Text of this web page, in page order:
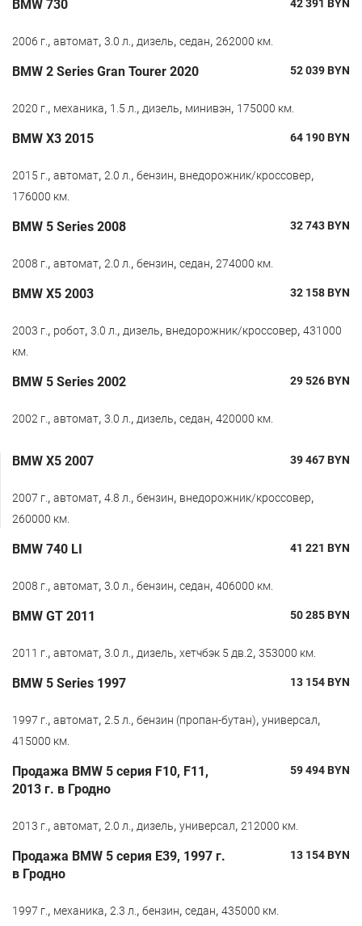
BMW 730 42 391 BYN
2006 г., автомат, 3.0 л., дизель, седан, 262000 км.
BMW 2 Series Gran Tourer 2020 52 039BYN
2020 г., механика, 1.5 л., дизель, минивэн, 175000 км.
BMW X3 2015 64 190BYN
2015 г., автомат, 2.0 л., бензин, внедорожник/кроссовер,
176000 км.
BMW 5 Series 2008 32 743BYN
2008 г., автомат, 2.0 л., бензин, седан, 274000 км.
BMW X5 2003 32 158BYN
2003 г., робот, 3.0 л., дизель, внедорожник/кроссовер, 431000
км.
BMW 5 Series 2002 29 526BYN
2002 г., автомат, 3.0 л., дизель, седан, 420000 км.
BMW X5 2007 39 467BYN
2007 г., автомат, 4.8 л., бензин, внедорожник/кроссовер,
260000 км.
BMW 740 LI 41 221 BYN
2008 г., автомат, 3.0 л., бензин, седан, 406000 км.
BMW GT 2011 50 285BYN
2011 г., автомат, 3.0 л., дизель, хетчбэк 5 дв.2, 353000 км.
BMW 5 Series 1997 13 154BYN
1997 г., автомат, 2.5 л., бензин (пропан-бутан), универсал,
415000 км.
Продажа BMW 5 серия F10, F11,
2013 г. в Гродно
59 494BYN
2013 г., автомат, 2.0 л., дизель, универсал, 212000 км.
Продажа BMW 5 серия E39, 1997 г.
в Гродно
13 154BYN
1997 г., механика, 2.3 л., бензин, седан, 435000 км.